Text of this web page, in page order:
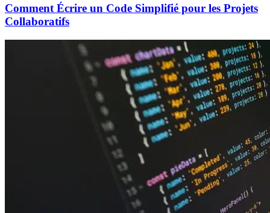
Comment Écrire un Code Simplifié pour les Projets
Collaboratifs